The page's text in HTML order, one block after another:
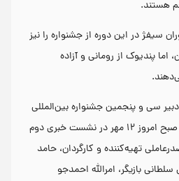
هستند.
سیفژ در این دوره از جشنواره را نیز
اما پندیوک از رومانی و آزاده
سی و پنجمین جشنواره بین‌المللی
فیلم‌های کودکان و نوجوانان صبح امروز ۱۲ مهر در نشست خبری دوم
تهیه‌کننده و کارگردان، حامد
بازیگر، امرالله احمدجو